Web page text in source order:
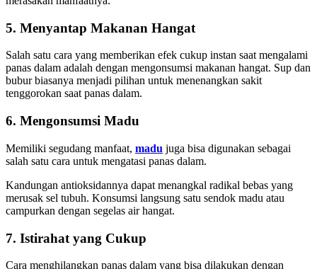
5. Menyantap Makanan Hangat
Salah satu cara yang memberikan efek cukup instan saat mengalami
panas dalam adalah dengan mengonsumsi makanan hangat. Sup dan
bubur biasanya menjadi pilihan untuk menenangkan sakit
tenggorokan saat panas dalam.
6. Mengonsumsi Madu
Memiliki segudang manfaat, madu juga bisa digunakan sebagai
salah satu cara untuk mengatasi panas dalam.
Kandungan antioksidannya dapat menangkal radikal bebas yang
merusak sel tubuh. Konsumsi langsung satu sendok madu atau
campurkan dengan segelas air hangat.
7. Istirahat yang Cukup
Cara menghilangkan panas dalam yang bisa dilakukan dengan